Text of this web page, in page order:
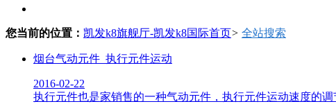
您当前的位置： 凯发k8旗舰厅-凯发k8国际首页> 全站搜索
烟台气动元件_执行元件运动
2016-02-22
执行元件也是家销售的一种气动元件，执行元件运动速度的